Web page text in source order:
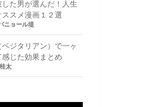
した男が選んだ！人生
ススメ漫画１２選
ニョール堤
ジタリアン）で一ヶ
感じた効果まとめ
太